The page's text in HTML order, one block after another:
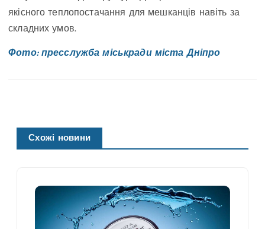
якісного теплопостачання для мешканців навіть за
складних умов.
Фото: пресслужба міськради міста Дніпро
Схожі новини